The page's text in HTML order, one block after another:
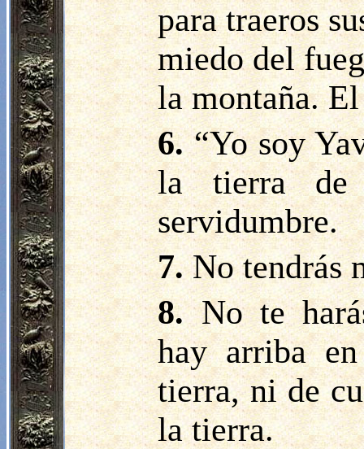
para traeros
miedo del
la montaña.
6.“Yo soy
la tierra
servidumbre.
7.No tendrás
8.No te
hay arriba
tierra, ni de
la tierra.